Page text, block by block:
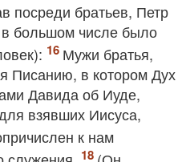
посреди братьев, Петр
большом числе было
Мужи братья,
Писанию, в котором Дух
Давида об Иуде,
взявших Иисуса,
к нам